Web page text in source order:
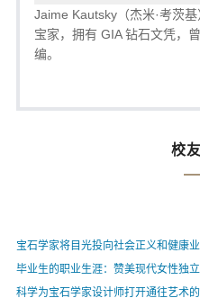
Jaime Kautsky（杰米·考茨
宝家，拥有 GIA 钻石文凭，
编。
校
宝石学家将目光投向社会正义和健康
毕业生的职业生涯：赞美现代女性独
科学为宝石学家设计师打开通往艺术的